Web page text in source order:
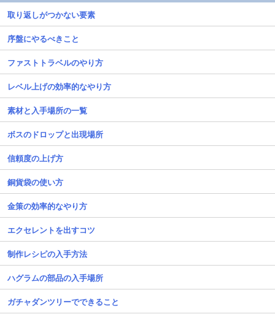
取り返しがつかない要素
序盤にやるべきこと
ファストトラベルのやり方
レベル上げの効率的なやり方
素材と入手場所の一覧
ボスのドロップと出現場所
信頼度の上げ方
銅貨袋の使い方
金策の効率的なやり方
エクセレントを出すコツ
制作レシピの入手方法
ハグラムの部品の入手場所
ガチャダンツリーでできること